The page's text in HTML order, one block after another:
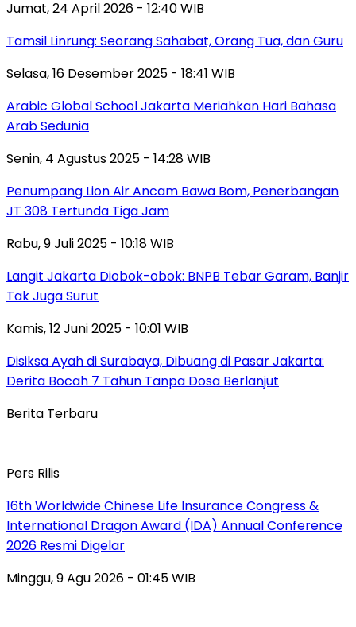
Jumat, 24 April 2026 - 12:40 WIB
Tamsil Linrung: Seorang Sahabat, Orang Tua, dan Guru
Selasa, 16 Desember 2025 - 18:41 WIB
Arabic Global School Jakarta Meriahkan Hari Bahasa
Arab Sedunia
Senin, 4 Agustus 2025 - 14:28 WIB
Penumpang Lion Air Ancam Bawa Bom, Penerbangan
JT 308 Tertunda Tiga Jam
Rabu, 9 Juli 2025 - 10:18 WIB
Langit Jakarta Diobok-obok: BNPB Tebar Garam, Banjir
Tak Juga Surut
Kamis, 12 Juni 2025 - 10:01 WIB
Disiksa Ayah di Surabaya, Dibuang di Pasar Jakarta:
Derita Bocah 7 Tahun Tanpa Dosa Berlanjut
Berita Terbaru
Pers Rilis
16th Worldwide Chinese Life Insurance Congress &
International Dragon Award (IDA) Annual Conference
2026 Resmi Digelar
Minggu, 9 Agu 2026 - 01:45 WIB